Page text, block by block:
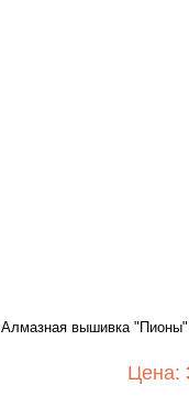
Алмазная вышивка "Пионы"
Цена: